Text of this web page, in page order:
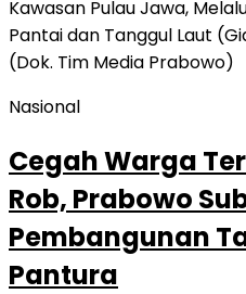
Nasional
Cegah Warga
Rob, Prabowo
Pembangunan
Pantura